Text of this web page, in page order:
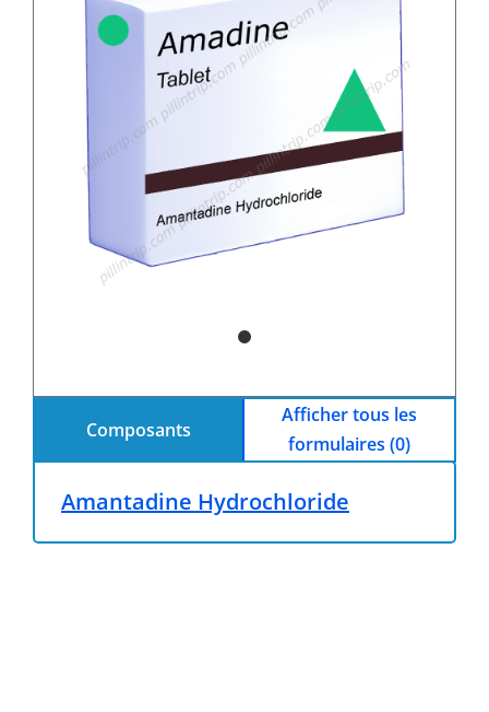
Composants
Afficher tous les
formulaires (0)
Amantadine Hydrochloride